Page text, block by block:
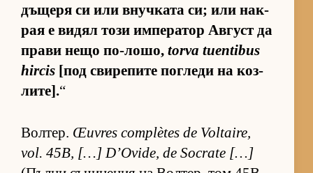
дъ­щеря си или внуч­ката си; или нак­
рая е ви­дял този им­пе­ра­тор Ав­густ да
прави нещо по-ло­шо, torva tuentibus
hircis [под сви­ре­пите пог­леди на коз­
ли­те].“
Вол­тер. Œuvres complètes de Voltaire,
vol. 45B, […] D’Ovide, de Socrate […]